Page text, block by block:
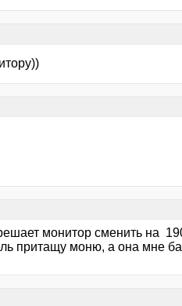
монитор сменить на
притащу моню, а она мне